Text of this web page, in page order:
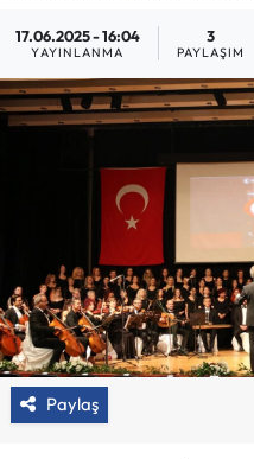
17.06.2025 - 16:04
YAYINLANMA
3
PAYLAŞIM
Paylaş